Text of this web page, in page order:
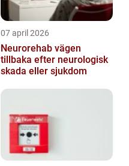
07 april 2026
Neurorehab vägen
tillbaka efter neurologisk
skada eller sjukdom